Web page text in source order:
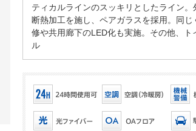
ティカルラインのスッキリとしたライン
断熱加工を施し、ペアガラスを採用。同
修や共用廊下のLED化も実施。その他、
ル